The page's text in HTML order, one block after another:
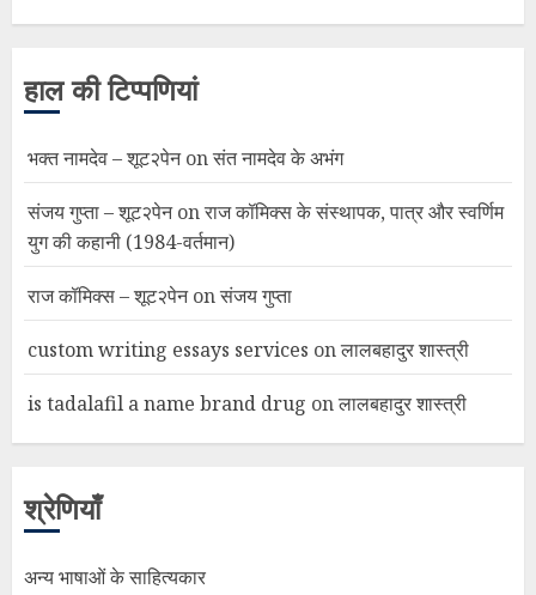
हाल की टिप्पणियां
भक्त नामदेव – शूट२पेनonसंत नामदेव के अभंग
संजय गुप्ता – शूट२पेनonराज कॉमिक्स के संस्थापक, पात्र और स्वर्णिम
युग की कहानी (1984-वर्तमान)
राज कॉमिक्स – शूट२पेनonसंजय गुप्ता
custom writing essays services onलालबहादुर शास्त्री
is tadalafil a name brand drug onलालबहादुर शास्त्री
श्रेणियाँ
अन्य भाषाओं के साहित्यकार